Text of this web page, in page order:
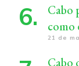
Cabo
como
21 de
Cabo